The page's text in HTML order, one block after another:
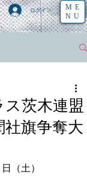
ログイン
ME
NU
ス茨木連盟
社旗争奪大
（土）